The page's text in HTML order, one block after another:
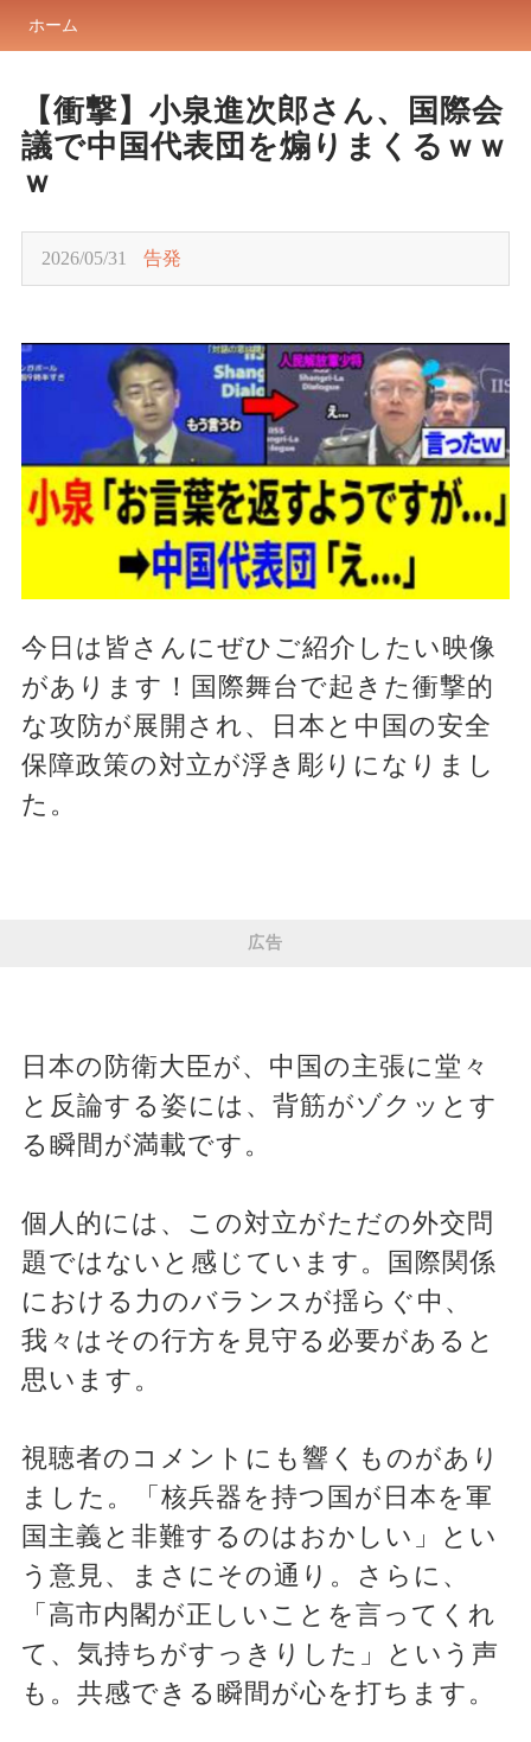
ホーム
【衝撃】小泉進次郎さん、国際会
議で中国代表団を煽りまくるｗｗ
ｗ
2026/05/31 告発
今日は皆さんにぜひご紹介したい映像
があります！国際舞台で起きた衝撃的
な攻防が展開され、日本と中国の安全
保障政策の対立が浮き彫りになりまし
た。
広告
日本の防衛大臣が、中国の主張に堂々
と反論する姿には、背筋がゾクッとす
る瞬間が満載です。
個人的には、この対立がただの外交問
題ではないと感じています。国際関係
における力のバランスが揺らぐ中、
我々はその行方を見守る必要があると
思います。
視聴者のコメントにも響くものがあり
ました。「核兵器を持つ国が日本を軍
国主義と非難するのはおかしい」とい
う意見、まさにその通り。さらに、
「高市内閣が正しいことを言ってくれ
て、気持ちがすっきりした」という声
も。共感できる瞬間が心を打ちます。